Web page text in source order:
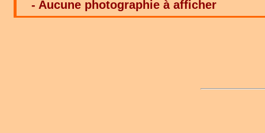
- Aucune photographie à afficher